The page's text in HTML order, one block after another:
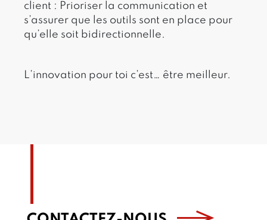
client : Prioriser la communication et
s’assurer que les outils sont en place pour
qu’elle soit bidirectionnelle.
L’innovation pour toi c’est… être meilleur.